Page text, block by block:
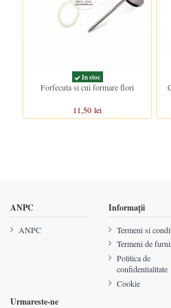
In stoc
Forfecuta si cui formare flori
11,50 lei
ANPC
ANPC
Informații
Termeni si
Termeni de
Politica de
confidentialitate
Cookie
Urmareste-ne